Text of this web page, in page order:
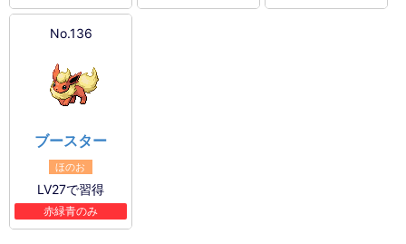
No.136
ブースター
ほのお
LV27で習得
赤緑青のみ